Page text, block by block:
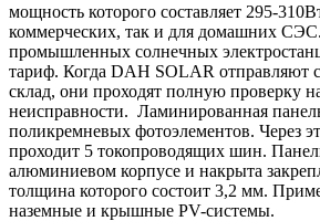
мощность которого составляет 295-
коммерческих, так и для домашних
промышленных солнечных
тариф. Когда DAH SOLAR отправляют
склад, они проходят полную проверку
неисправности. Ламинированная
поликремневых фотоэлементов. Через
проходит 5 токопроводящих шин.
алюминиевом корпусе и накрыта
толщина которого состоит 3,2 мм.
наземные и крышные PV-системы.